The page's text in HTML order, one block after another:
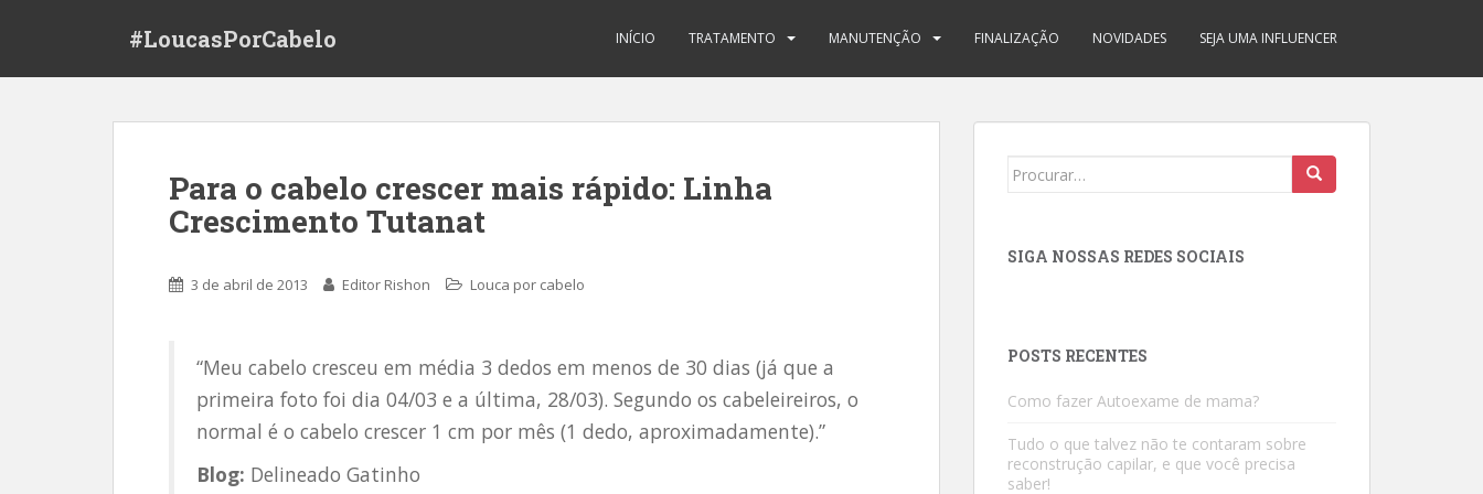
#LoucasPorCabelo INÍCIO TRATAMENTO MANUTENÇÃO FINALIZAÇÃO NOVIDADES SEJA UMA INFLUENCER
Para o cabelo crescer mais rápido: Linha
Crescimento Tutanat
3 de abril de 2013 Editor Rishon Louca por cabelo
“Meu cabelo cresceu em média 3 dedos em menos de 30 dias (já que a
primeira foto foi dia 04/03 e a última, 28/03). Segundo os cabeleireiros, o
normal é o cabelo crescer 1 cm por mês (1 dedo, aproximadamente).”
Blog: Delineado Gatinho
Search
SIGA NOSSAS REDES SOCIAIS
POSTS RECENTES
Como fazer Autoexame de mama?
Tudo o que talvez não te contaram sobre
reconstrução capilar, e que você precisa
saber!